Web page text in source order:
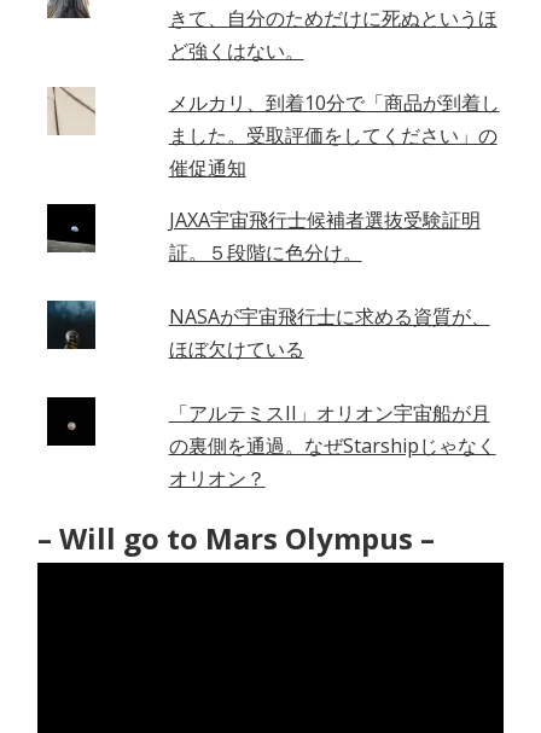
きて、自分のためだけに死ぬというほ
ど強くはない。
メルカリ、到着10分で「商品が到着し
ました。受取評価をしてください」の
催促通知
JAXA宇宙飛行士候補者選抜受験証明
証。５段階に色分け。
NASAが宇宙飛行士に求める資質が、
ほぼ欠けている
「アルテミスII」オリオン宇宙船が月
の裏側を通過。なぜStarshipじゃなく
オリオン？
– Will go to Mars Olympus –